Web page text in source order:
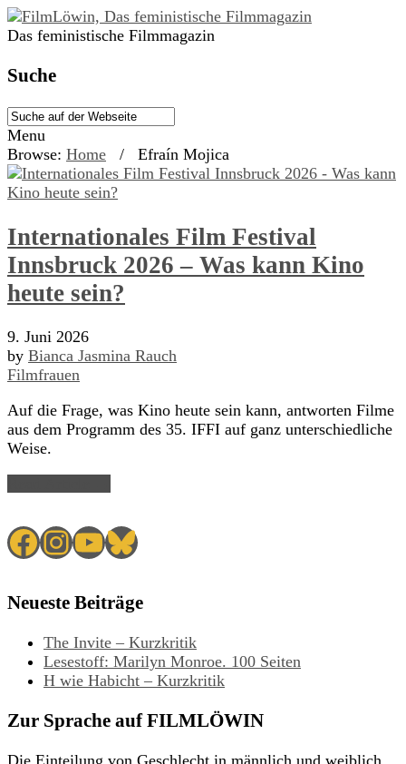
Das feministische Filmmagazin
Suche
Menu
Browse: Home / Efraín Mojica
Internationales Film Festival
Innsbruck 2026 – Was kann Kino
heute sein?
9. Juni 2026
by Bianca Jasmina Rauch
Filmfrauen
Auf die Frage, was Kino heute sein kann, antworten Filme
aus dem Programm des 35. IFFI auf ganz unterschiedliche
Weise.
Facebook
Instagram
YouTube
Bluesky
Neueste Beiträge
The Invite – Kurzkritik
Lesestoff: Marilyn Monroe. 100 Seiten
H wie Habicht – Kurzkritik
Zur Sprache auf FILMLÖWIN